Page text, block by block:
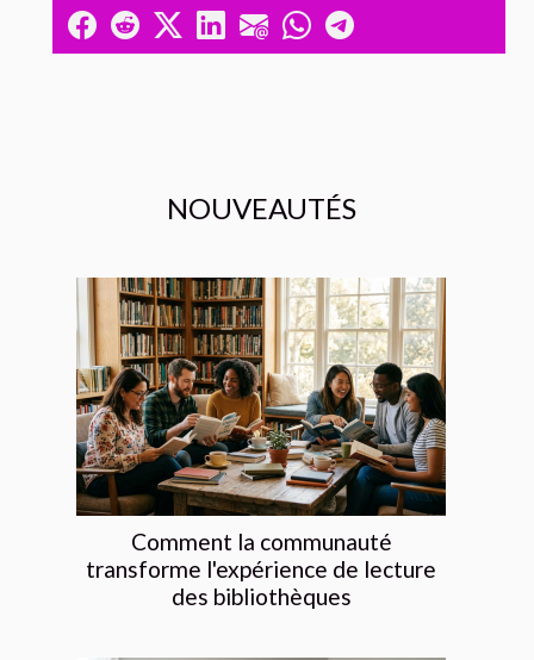
NOUVEAUTÉS
Comment la communauté
transforme l'expérience de lecture
des bibliothèques